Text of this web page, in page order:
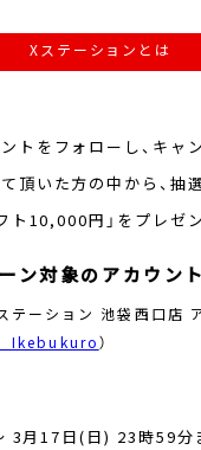
Xステーションとは
トをフォローし、キャ
頂いた方の中から、抽
ト10,000円」をプレゼン
ン対象のアカウント
テーション 池袋西口店
）
3月17日(日) 23時59分